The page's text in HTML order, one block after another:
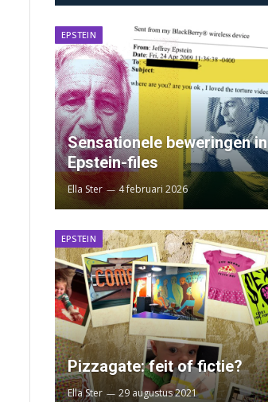
EPSTEIN
Sensationele beweringen in
Epstein-files
Ella Ster 4 februari 2026
EPSTEIN
Pizzagate: feit of fictie?
Ella Ster 29 augustus 2021